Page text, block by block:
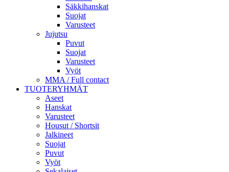
Säkkihanskat
Suojat
Varusteet
Jujutsu
Puvut
Suojat
Varusteet
Vyöt
MMA / Full contact
TUOTERYHMÄT
Aseet
Hanskat
Varusteet
Housut / Shortsit
Jalkineet
Suojat
Puvut
Vyöt